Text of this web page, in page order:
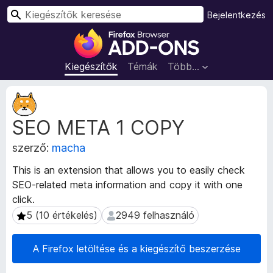
F
r
e
x
b
n
g
s
z
k
Kiegészítők Témák Több…
Bejelentkezés
K
SEO META 1 COPY
szerző: macha
This is an extension that allows you to easily check
SEO-related meta information and copy it with one
click.
5 (10 értékelés)
5 (10 értékelés) 2949 felhasználó
2949 felhasználó
A Firefox letöltése és a kiegészítő beszerzése
K
i
e
g
é
z
í
t
ő
m
e
a